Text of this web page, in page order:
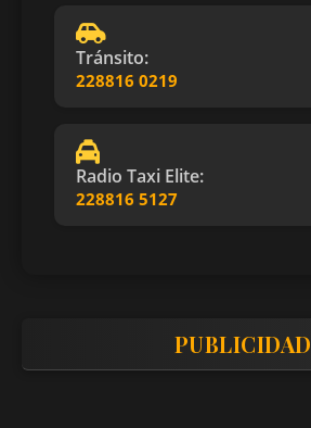
Tránsito:
228816 0219
Radio Taxi Elite:
228816 5127
PUBLICIDAD